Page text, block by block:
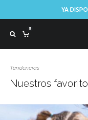
YA
0
Tendencias
Nuestros